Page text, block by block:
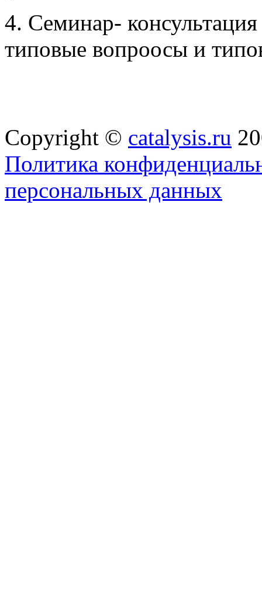
4. Семинар-
типовые вопроосы и
Copyright © catalysis.ru
Политика
персональных данных